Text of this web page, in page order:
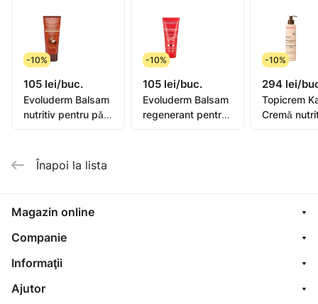
-10%
105 lei/buc.
Evoluderm Balsam
nutritiv pentru păr
Divin, 200ml
(19359)
-10%
105 lei/buc.
Evoluderm Balsam
regenerant pentru
-10%
294 lei/
Topicrem
Cremă
Înapoi la lista
Magazin online
Companie
Informaţii
Ajutor